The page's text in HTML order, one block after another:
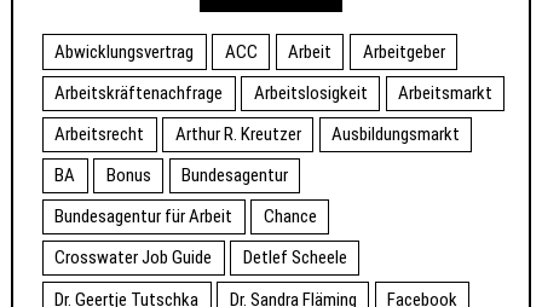
Abwicklungsvertrag ACC Arbeit
Arbeitgeber
Arbeitskräftenachfrage
Arbeitslosigkeit
Arbeitsmarkt
Arbeitsrecht
Arthur R. Kreutzer
Ausbildungsmarkt
BA
Bonus
Bundesagentur
Bundesagentur für Arbeit
Chance
Crosswater Job Guide
Detlef Scheele
Dr. Geertje Tutschka
Dr. Sandra Fläming
Facebook